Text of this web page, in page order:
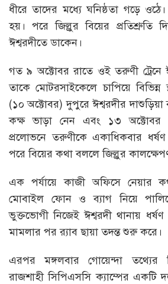
ধীরে তাদের মধ্যে ঘনিষ্ঠতা গড়ে
হয়। পরে জিল্লুর বিয়ের প্রতিশ্রুতি
ঈশ্বরদীতে ডাকেন।
গত ৯ অক্টোবর রাতে ওই তরুণী ট্রেনে
তাকে মোটরসাইকেলে চাপিয়ে বিভিন্ন
(১০ অক্টোবর) দুপুরে ঈশ্বরদীর
কক্ষ ভাড়া নেন এবং ১৩ অক্টোবর
প্রলোভনে তরুণীকে একাধিকবার
পরে বিয়ের কথা বললে জিল্লুর
এক পর্যায়ে কাজী অফিসে নেয়ার
মোবাইল ফোন ও ব্যাগ নিয়ে
ভুক্তভোগী নিজেই ঈশ্বরদী থানায়
মামলার পর র‌্যাব ছায়া তদন্ত শুরু করে।
এরপর মঙ্গলবার গোয়েন্দা তথ্যের
রাজশাহী সিপিএসসি ক্যাম্পের একটি